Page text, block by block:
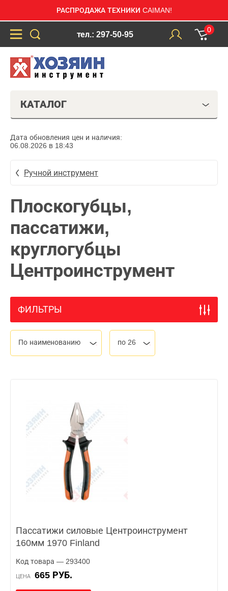
РАСПРОДАЖА ТЕХНИКИ CAIMAN!
тел.: 297-50-95
0
КАТАЛОГ
Дата обновления цен и наличия:
06.08.2026 в 18:43
Ручной инструмент
Плоскогубцы,
пассатижи,
круглогубцы
Центроинструмент
ФИЛЬТРЫ
По наименованию по 26
Пассатижи силовые Центроинструмент
160мм 1970 Finland
Код товара — 293400
ЦЕНА 665 РУБ.